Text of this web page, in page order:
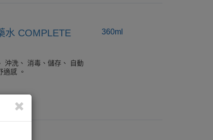
水 COMPLETE
沖洗、 消毒、儲存、 自動
感 。
360ml